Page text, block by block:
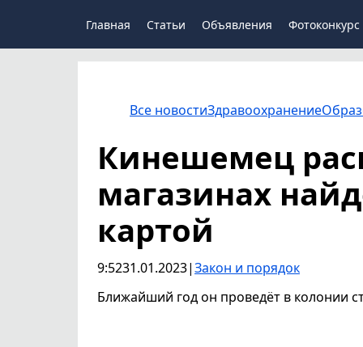
Главная Статьи Объявления Фотоконкурс
Все новостиЗдравоохранение
Кинешемец
магазинах
картой
9:5231.01.2023|Закон и порядок
Ближайший год он проведёт в колонии